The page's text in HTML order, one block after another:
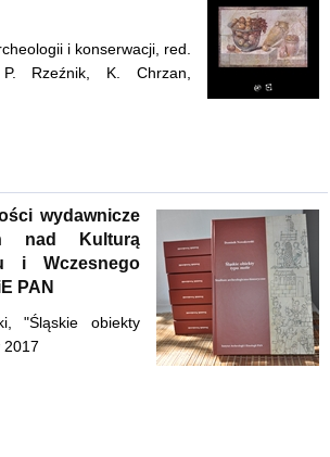
i konserwacji, red.
Rzeźnik, K. Chrzan,
wydawnicze
nad Kulturą
i Wczesnego
PAN
"Śląskie obiekty
2017